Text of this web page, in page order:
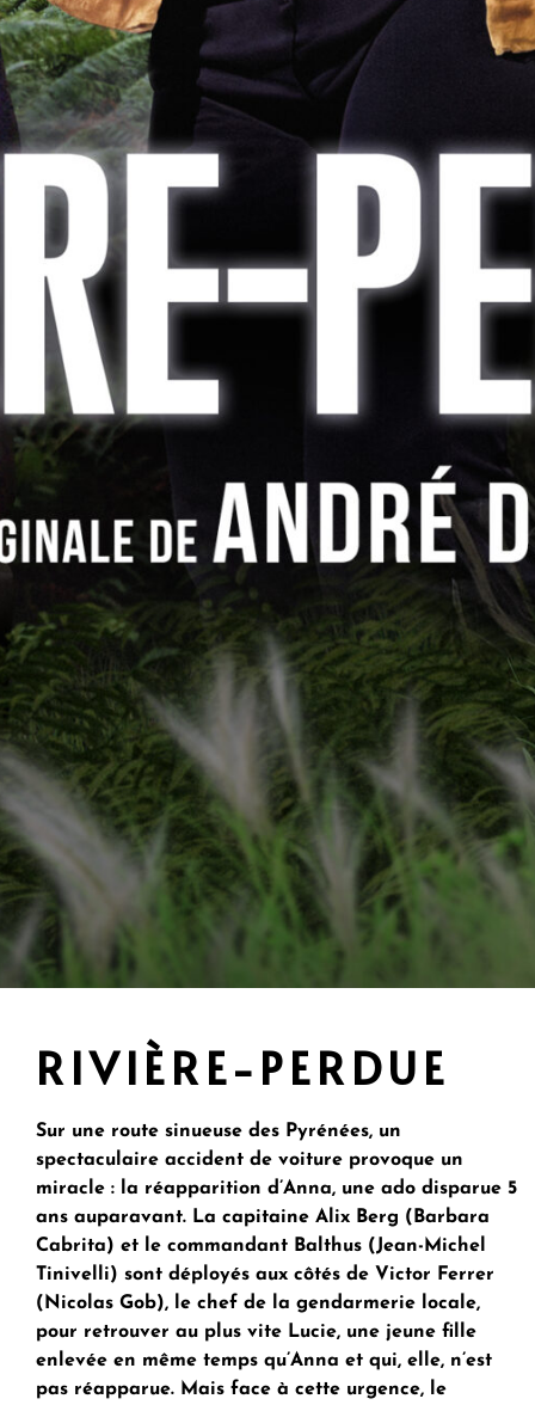
RIVIÈRE-PERDUE
Sur une route sinueuse des Pyrénées, un
spectaculaire accident de voiture provoque un
miracle : la réapparition d’Anna, une ado disparue 5
ans auparavant. La capitaine Alix Berg (Barbara
Cabrita) et le commandant Balthus (Jean-Michel
Tinivelli) sont déployés aux côtés de Victor Ferrer
(Nicolas Gob), le chef de la gendarmerie locale,
pour retrouver au plus vite Lucie, une jeune fille
enlevée en même temps qu’Anna et qui, elle, n’est
pas réapparue. Mais face à cette urgence, le